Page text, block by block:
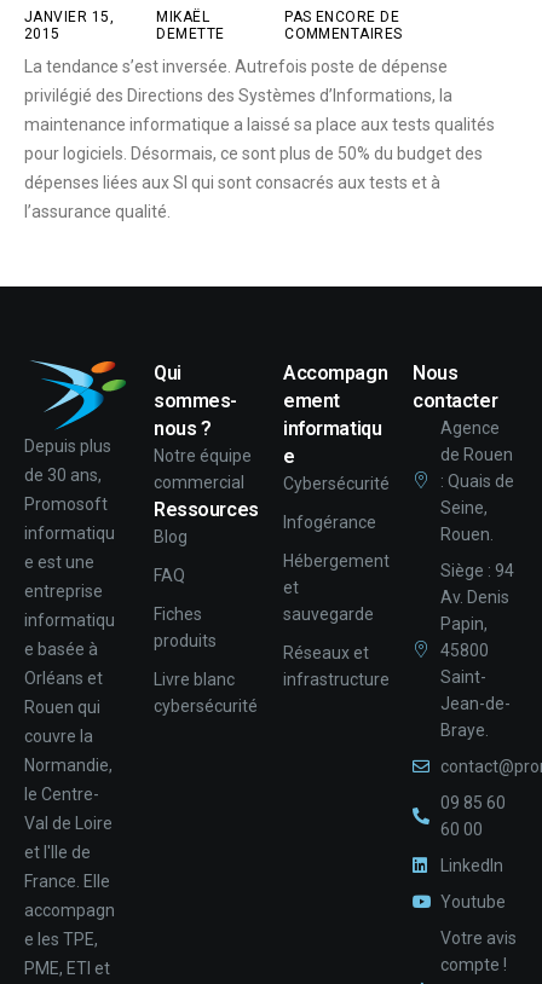
JANVIER 15,
2015
MIKAËL
DEMETTE
PAS ENCORE DE
COMMENTAIRES
La tendance s’est inversée. Autrefois poste de dépense
privilégié des Directions des Systèmes d’Informations, la
maintenance informatique a laissé sa place aux tests qualités
pour logiciels. Désormais, ce sont plus de 50% du budget des
dépenses liées aux SI qui sont consacrés aux tests et à
l’assurance qualité.
Depuis plus
de 30 ans,
Promosoft
informatiqu
e est une
entreprise
informatiqu
e basée à
Orléans et
Rouen qui
couvre la
Normandie,
le Centre-
Val de Loire
et l'Ile de
France. Elle
accompagn
e les TPE,
PME, ETI et
Qui
sommes-
nous ?
Notre équipe
commercial
Ressources
Blog
FAQ
Fiches
produits
Livre blanc
cybersécurité
Accompagn
ement
informatiqu
e
Cybersécurité
Infogérance
Hébergement
et
sauvegarde
Réseaux et
infrastructure
Nous
contacter
Agence
de Rouen
: Quais de
Seine,
Rouen.
Siège : 94
Av. Denis
Papin,
45800
Saint-
Jean-de-
Braye.
09 85 60
60 00
LinkedIn
Youtube
Votre avis
compte !